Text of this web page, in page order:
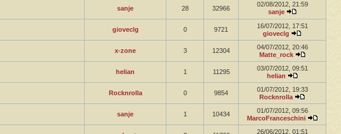
sanje 28 32966
02/08/2012, 21:59
sanje
gioveclg 0 9721
16/07/2012, 17:51
gioveclg
x-zone 3 12304
04/07/2012, 20:46
Matte_rock
helian 1 11295
03/07/2012, 09:51
helian
Rocknrolla 0 9854
01/07/2012, 19:33
Rocknrolla
sanje 1 10434
01/07/2012, 09:56
MarcoFranceschini
26/06/2012, 01:51